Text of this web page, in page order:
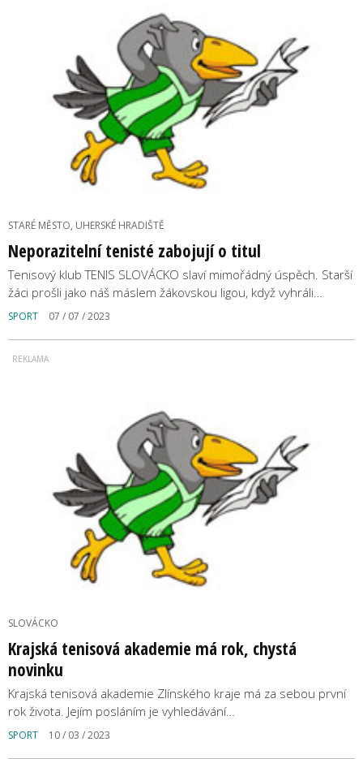
STARÉ MĚSTO, UHERSKÉ HRADIŠTĚ
Neporazitelní tenisté zabojují o titul
Tenisový klub TENIS SLOVÁCKO slaví mimořádný úspěch. Starší
žáci prošli jako náš máslem žákovskou ligou, když vyhráli…
SPORT 07 / 07 / 2023
SLOVÁCKO
Krajská tenisová akademie má rok, chystá
novinku
Krajská tenisová akademie Zlínského kraje má za sebou první
rok života. Jejím posláním je vyhledávání…
SPORT 10 / 03 / 2023